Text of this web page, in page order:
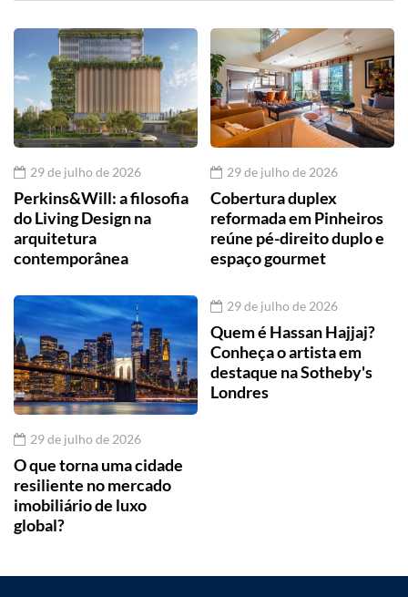
29 de julho de 2026
Perkins&Will: a filosofia
do Living Design na
arquitetura
contemporânea
29 de julho de 2026
Cobertura duplex
reformada em Pinheiros
reúne pé-direito duplo e
espaço gourmet
29 de julho de 2026
O que torna uma cidade
resiliente no mercado
imobiliário de luxo
global?
29 de julho de 2026
Quem é Hassan Hajjaj?
Conheça o artista em
destaque na Sotheby's
Londres